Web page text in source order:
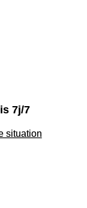
7j/7
situation